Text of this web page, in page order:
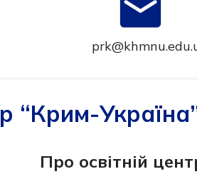
“Крим-
Про освітній